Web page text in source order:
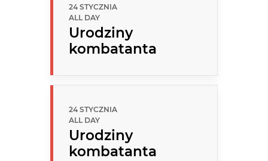
24 STYCZNIA
ALL DAY
Urodziny
kombatanta
24 STYCZNIA
ALL DAY
Urodziny
kombatanta